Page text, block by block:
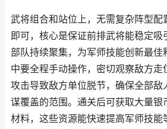
武将组合和站位上，无需复杂阵型配
即可，核心是保证前排武将能稳定吸
部队持续聚集，为军师技能创新最佳
中要全程手动操作，密切观察敌方走
攻击导致敌方单位脱节，确保全部敌
谋覆盖的范围。通关后可获取大量银
材料，这些资源能快速提高军师技能